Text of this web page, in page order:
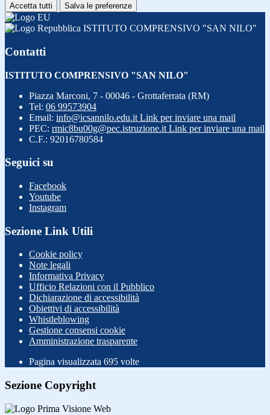
Accetta tutti Salva le preferenze
ISTITUTO COMPRENSIVO "SAN NILO"
Contatti
ISTITUTO COMPRENSIVO "SAN NILO"
Piazza Marconi, 7 - 00046 - Grottaferrata (RM)
Tel: 06 99573904
Email: info@icsannilo.edu.it Link per inviare una mail
PEC: rmic8bu00g@pec.istruzione.it Link per inviare una mail
C.F.: 92016780584
Seguici su
Facebook
Youtube
Instagram
Sezione Link Utili
Cookie policy
Note legali
Informativa Privacy
Ufficio Relazioni con il Pubblico
Dichiarazione di accessibilità
Obiettivi di accessibilità
Whistleblowing
Gestione consensi cookie
Amministrazione trasparente
Pagina visualizzata 695 volte
Sezione Copyright